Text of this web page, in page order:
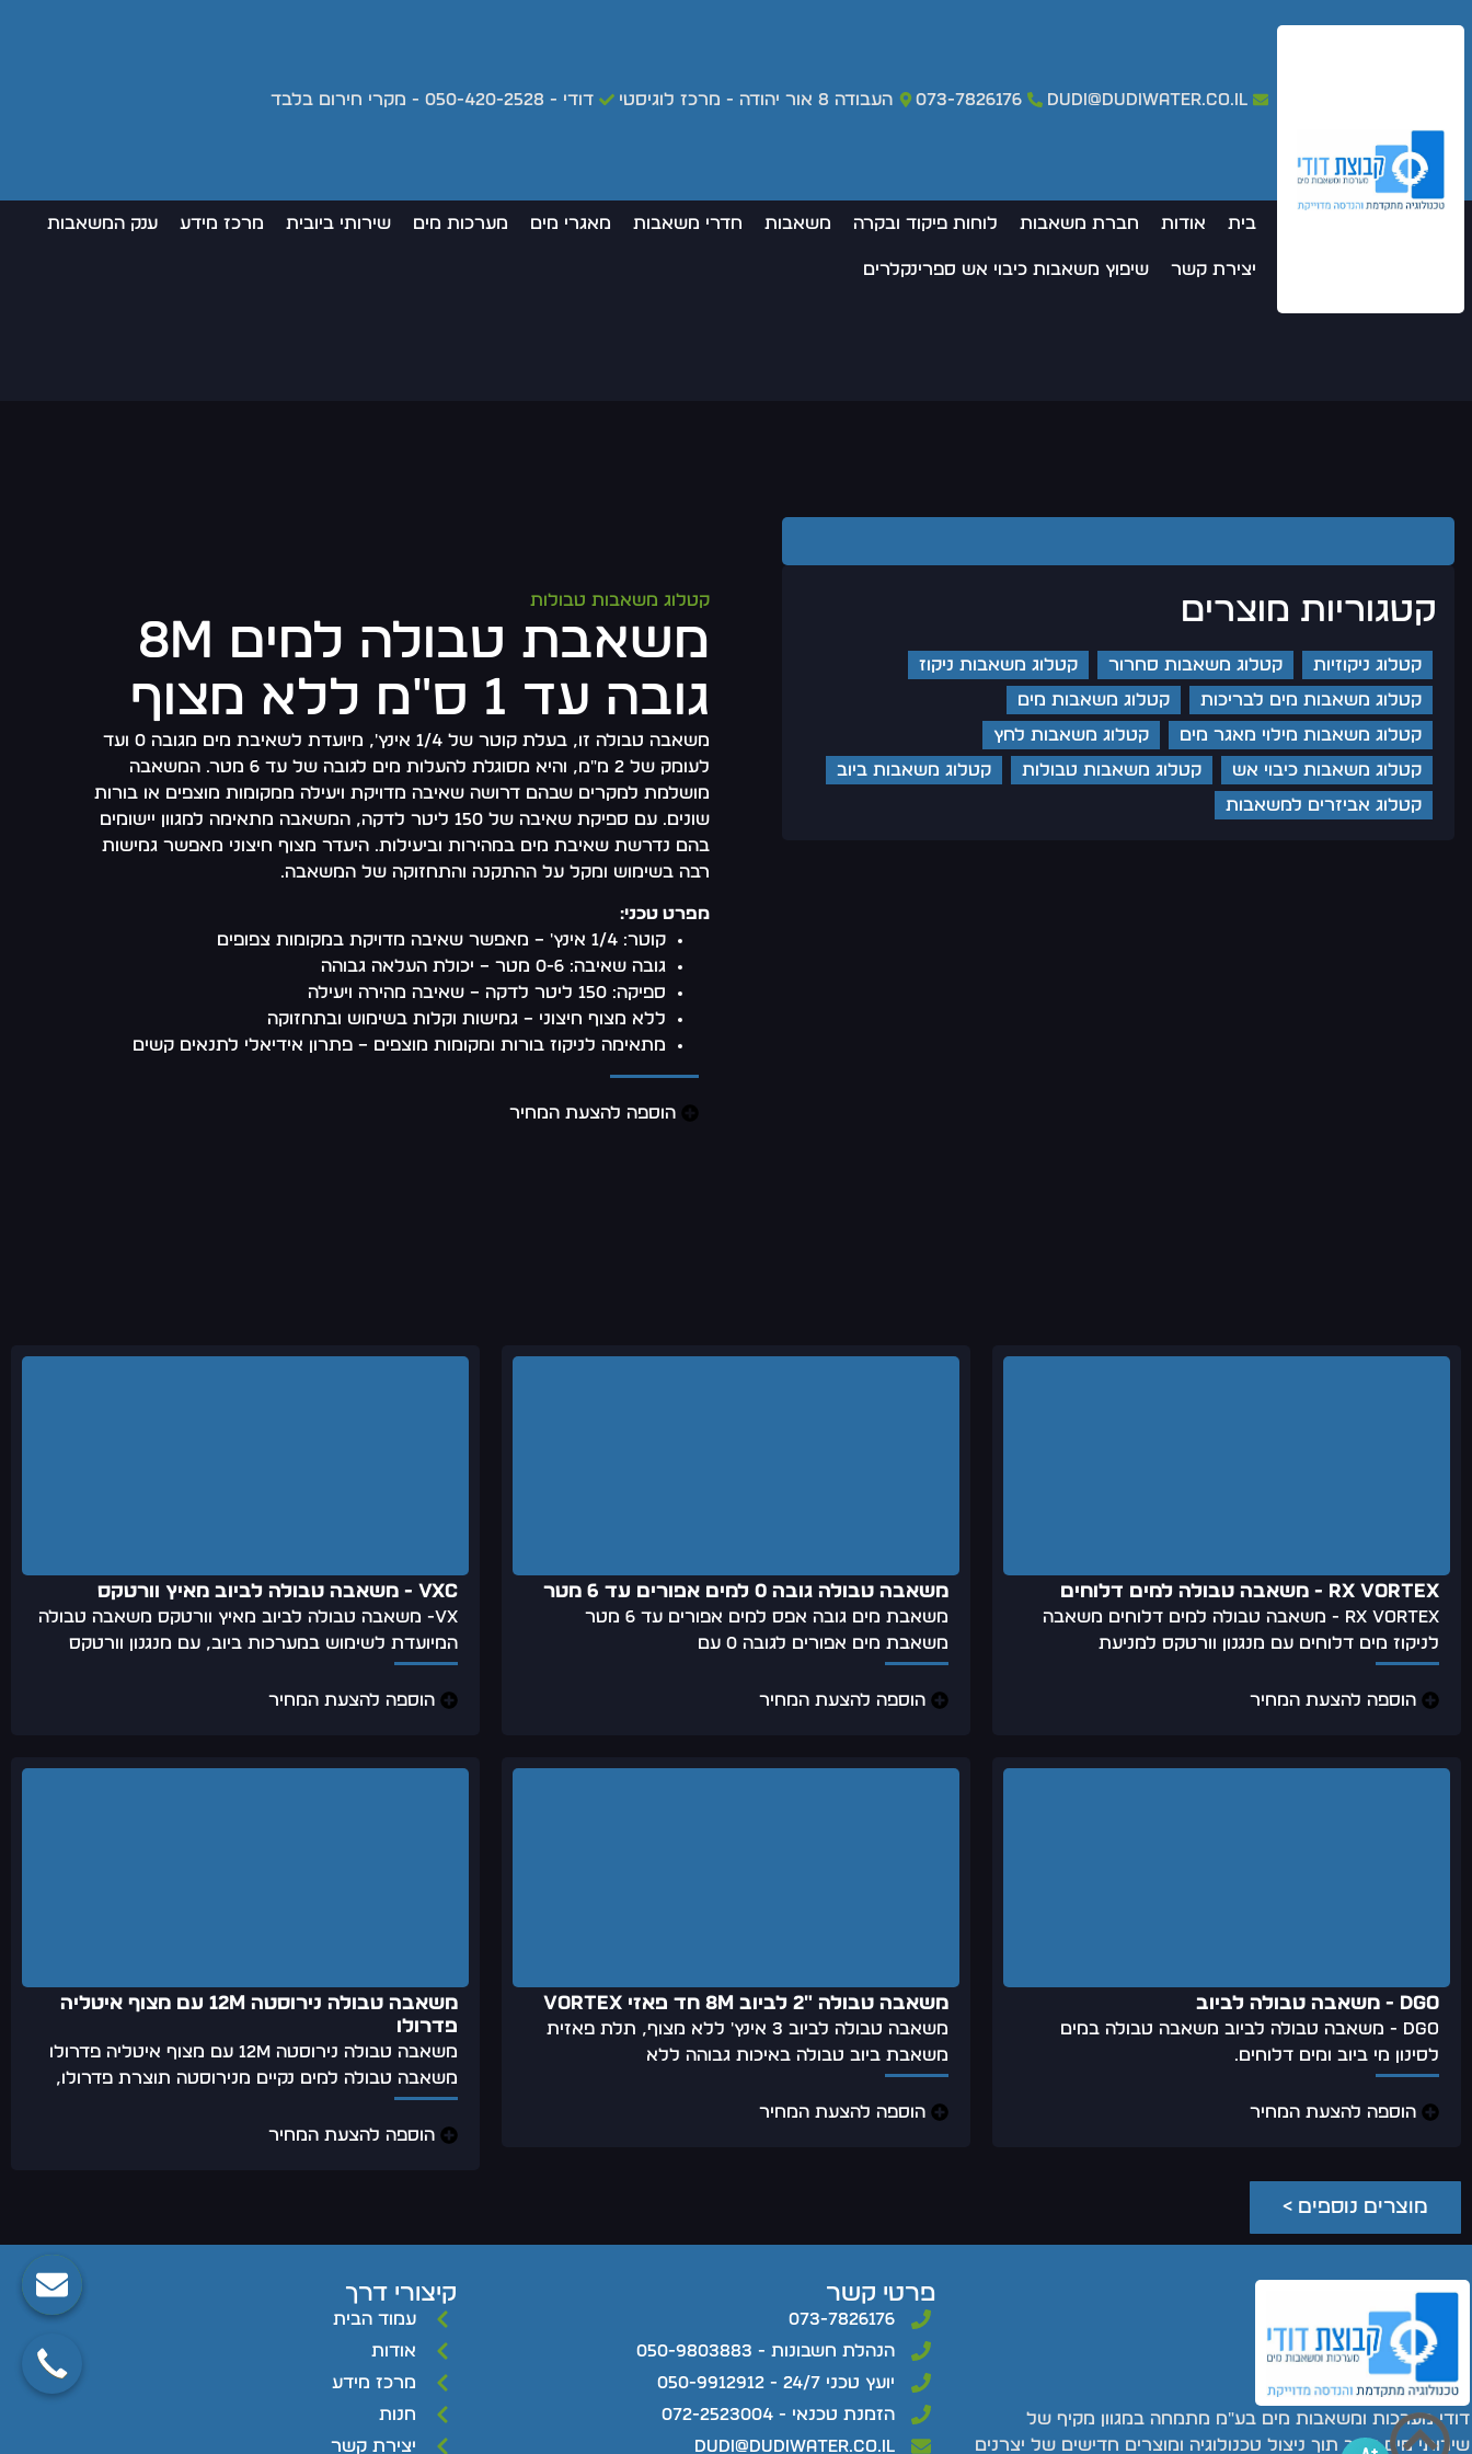
dudi@dudiwater.co.il
073-7826176 העבודה 8 אור יהודה - מרכז לוגיסטי דודי - 050-420-2528 - מקרי חירום בלבד
בית אודות חברת משאבות לוחות פיקוד ובקרה משאבות חדרי משאבות מאגרי מים מערכות מים שירותי ביובית מרכז מידע ענק המשאבות
יצירת קשר שיפוץ משאבות כיבוי אש ספרינקלרים
קטלוג משאבות טבולות
משאבת טבולה למים 8m
גובה עד 1 ס"מ ללא מצוף
משאבה טבולה זו, בעלת קוטר של 1/4 אינץ', מיועדת לשאיבת מים מגובה 0 ועד
לעומק של 2 מ"מ, והיא מסוגלת להעלות מים לגובה של עד 6 מטר. המשאבה
מושלמת למקרים שבהם דרושה שאיבה מדויקת ויעילה ממקומות מוצפים או בורות
שונים. עם ספיקת שאיבה של 150 ליטר לדקה, המשאבה מתאימה למגוון יישומים
בהם נדרשת שאיבת מים במהירות וביעילות. היעדר מצוף חיצוני מאפשר גמישות
רבה בשימוש ומקל על ההתקנה והתחזוקה של המשאבה.
מפרט טכני:
קוטר: 1/4 אינץ' – מאפשר שאיבה מדויקת במקומות צפופים
גובה שאיבה: 0-6 מטר – יכולת העלאה גבוהה
ספיקה: 150 ליטר לדקה – שאיבה מהירה ויעילה
ללא מצוף חיצוני – גמישות וקלות בשימוש ובתחזוקה
מתאימה לניקוז בורות ומקומות מוצפים – פתרון אידיאלי לתנאים קשים
הוספה להצעת המחיר
קטגוריות מוצרים
קטלוג ניקוזיות קטלוג משאבות סחרור
קטלוג משאבות ניקוז
קטלוג משאבות מים לבריכות
קטלוג משאבות מים
קטלוג משאבות מילוי מאגר מים
קטלוג משאבות לחץ
קטלוג משאבות כיבוי אש
קטלוג משאבות טבולות
קטלוג משאבות ביוב
קטלוג אביזרים למשאבות
RX VORTEX - משאבה טבולה למים דלוחים
RX VORTEX - משאבה טבולה למים דלוחים משאבה
לניקוז מים דלוחים עם מנגנון וורטקס למניעת
הוספה להצעת המחיר
משאבה טבולה גובה 0 למים אפורים עד 6 מטר
משאבת מים גובה אפס למים אפורים עד 6 מטר
משאבת מים אפורים לגובה 0 עם
הוספה להצעת המחיר
VXC - משאבה טבולה לביוב מאיץ וורטקס
VX- משאבה טבולה לביוב מאיץ וורטקס משאבה טבולה
המיועדת לשימוש במערכות ביוב, עם מנגנון וורטקס
הוספה להצעת המחיר
DGO - משאבה טבולה לביוב
DGO - משאבה טבולה לביוב משאבה טבולה במים
לסינון מי ביוב ומים דלוחים.
הוספה להצעת המחיר
משאבה טבולה "2 לביוב 8m חד פאזי Vortex
משאבה טבולה לביוב 3 אינץ' ללא מצוף, תלת פאזית
משאבת ביוב טבולה באיכות גבוהה ללא
הוספה להצעת המחיר
משאבה טבולה נירוסטה 12m עם מצוף איטליה
פדרולו
משאבה טבולה נירוסטה 12m עם מצוף איטליה פדרולו
משאבה טבולה למים נקיים מנירוסטה תוצרת פדרולו,
הוספה להצעת המחיר
מוצרים נוספים >
דודי מערכות ומשאבות מים בע"מ מתמחה במגוון מקיף של
שירותי מים וביוב תוך ניצול טכנולוגיה ומוצרים חדישים של יצרנים
פרטי קשר
073-7826176
הנהלת חשבונות - 050-9803883
יועץ טכני 24/7 - 050-9912912
הזמנת טכנאי - 072-2523004
dudi@dudiwater.co.il
קיצורי דרך
עמוד הבית
אודות
מרכז מידע
חנות
יצירת קשר